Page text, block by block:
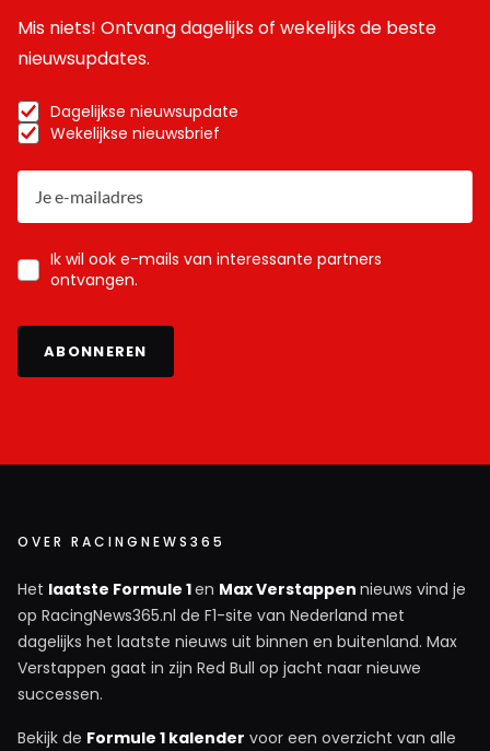
Mis niets! Ontvang dagelijks of wekelijks de beste
nieuwsupdates.
Dagelijkse nieuwsupdate
Wekelijkse nieuwsbrief
Ik wil ook e-mails van interessante partners
ontvangen.
ABONNEREN
OVER RACINGNEWS365
Het laatste Formule 1en Max Verstappen nieuws vind je
op RacingNews365.nl de F1-site van Nederland met
dagelijks het laatste nieuws uit binnen en buitenland. Max
Verstappen gaat in zijn Red Bull op jacht naar nieuwe
successen.
Bekijk de Formule 1 kalender voor een overzicht van alle